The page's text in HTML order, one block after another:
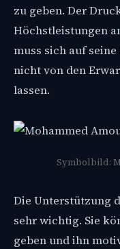
zu geben. Der
Höchstleistungen
muss sich auf
nicht von den
lassen.
Symbolbild:
Die Unterstützung
sehr wichtig. Sie
geben und ihn